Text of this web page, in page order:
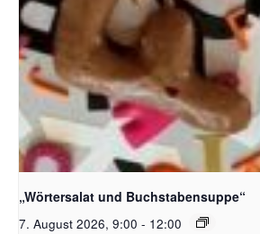
Bildquelle_ Pixabay Free_Christoph
„Wörtersalat und Buchstabensuppe“
7. August 2026, 9:00 - 12:00